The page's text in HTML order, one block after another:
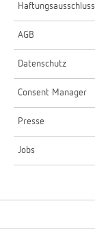
Haftungsausschluss
AGB
Datenschutz
Consent Manager
Presse
Jobs